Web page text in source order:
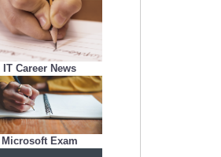
IT Career News
Microsoft Exam